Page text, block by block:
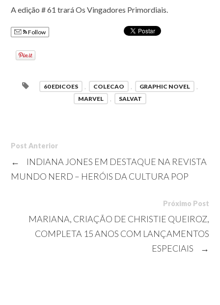
A edição # 61 trará Os Vingadores Primordiais.
Follow
60 EDICOES COLECAO GRAPHIC NOVEL
MARVEL
SALVAT
Post Anterior
←
INDIANA JONES EM DESTAQUE NA REVISTA
MUNDO NERD – HERÓIS DA CULTURA POP
Próximo Post
MARIANA, CRIAÇÃO DE CHRISTIE QUEIROZ,
COMPLETA 15 ANOS COM LANÇAMENTOS
ESPECIAIS
→